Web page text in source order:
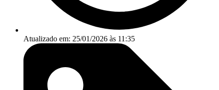
Atualizado em: 25/01/2026 às 11:35